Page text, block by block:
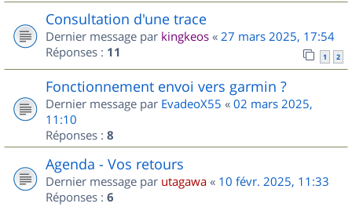
Consultation d'une trace
Dernier message par kingkeos « 27 mars 2025, 17:54
Réponses : 11 1 2
Fonctionnement envoi vers garmin ?
Dernier message par EvadeoX55 « 02 mars 2025,
11:10
Réponses : 8
Agenda - Vos retours
Dernier message par utagawa « 10 févr. 2025, 11:33
Réponses : 6